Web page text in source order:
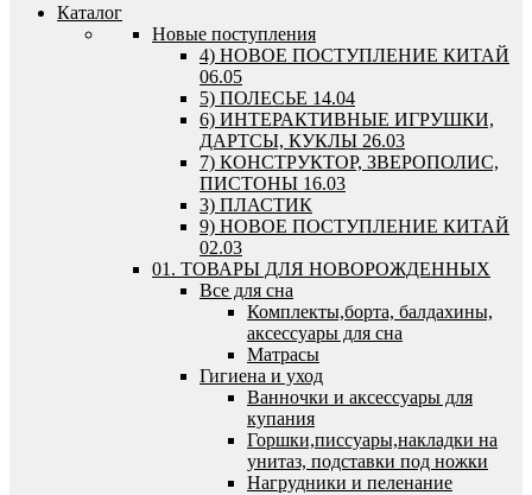
Каталог
Новые поступления
4) НОВОЕ ПОСТУПЛЕНИЕ КИТАЙ
06.05
5) ПОЛЕСЬЕ 14.04
6) ИНТЕРАКТИВНЫЕ ИГРУШКИ,
ДАРТСЫ, КУКЛЫ 26.03
7) КОНСТРУКТОР, ЗВЕРОПОЛИС,
ПИСТОНЫ 16.03
3) ПЛАСТИК
9) НОВОЕ ПОСТУПЛЕНИЕ КИТАЙ
02.03
01. ТОВАРЫ ДЛЯ НОВОРОЖДЕННЫХ
Все для сна
Комплекты,борта, балдахины,
аксессуары для сна
Матрасы
Гигиена и уход
Ванночки и аксессуары для
купания
Горшки,писсуары,накладки на
унитаз, подставки под ножки
Нагрудники и пеленание